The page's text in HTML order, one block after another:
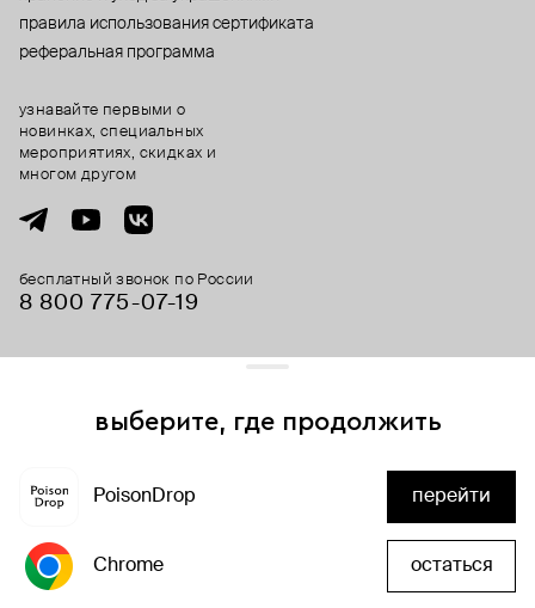
правила использования сертификата
реферальная программа
бесплатный звонок по России
8 800 775⁠-07⁠-19
узнавайте первыми о
новинках, специальных
мероприятиях, скидках и
многом другом
выберите, где продолжить
PoisonDrop перейти
Chrome остаться
и сервисы аналитики. Продолжая его использование,
вы соглашаетесь с нашим